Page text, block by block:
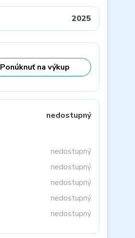
2025
Ponúknuť na výkup
nedostupný
nedostupný
nedostupný
nedostupný
nedostupný
nedostupný